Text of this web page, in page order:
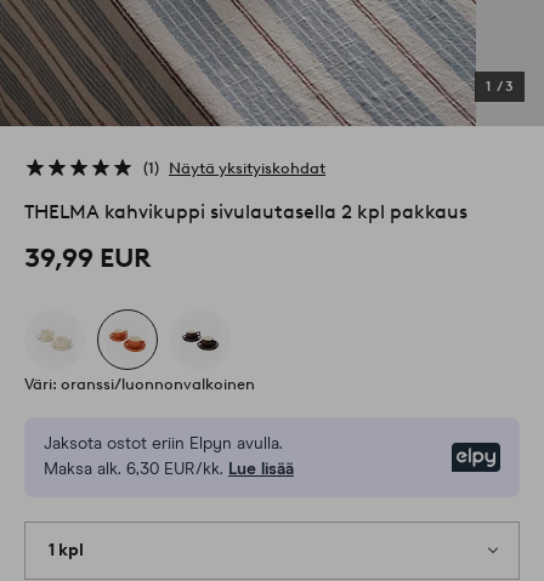
1 /3
1 Näytä yksityiskohdat
THELMA kahvikuppi sivulautasella 2 kpl pakkaus
39,99 EUR
Väri: oranssi/luonnonvalkoinen
Jaksota ostot eriin Elpyn avulla.
Maksa alk. 6,30 EUR/kk. Lue lisää
1 kpl